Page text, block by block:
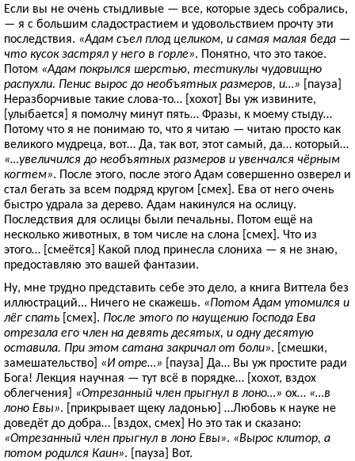
Если вы не очень стыдливые — все, которые здесь собрались,
— я с большим сладострастием и удовольствием прочту эти
последствия. «Адам съел плод целиком, и самая малая беда —
что кусок застрял у него в горле». Понятно, что это такое.
Потом «Адам покрылся шерстью, тестикулы чудовищно
распухли. Пенис вырос до необъятных размеров, и…» [пауза]
Неразборчивые такие слова-то… [хохот] Вы уж извините,
[улыбается] я помолчу минут пять… Фразы, к моему стыду…
Потому что я не понимаю то, что я читаю — читаю просто как
великого мудреца, вот… Да, так вот, этот самый, да… который…
«…увеличился до необъятных размеров и увенчался чёрным
когтем». После этого, после этого Адам совершенно озверел и
стал бегать за всем подряд кругом [смех]. Ева от него очень
быстро удрала за дерево. Адам накинулся на ослицу.
Последствия для ослицы были печальны. Потом ещё на
несколько животных, в том числе на слона [смех]. Что из
этого… [смеётся] Какой плод принесла слониха — я не знаю,
предоставляю это вашей фантазии.
Ну, мне трудно представить себе это дело, а книга Виттела без
иллюстраций... Ничего не скажешь. «Потом Адам утомился и
лёг спать [смех]. После этого по наущению Господа Ева
отрезала его член на девять десятых, и одну десятую
оставила. При этом сатана закричал от боли». [смешки,
замешательство] «И отре…» [пауза] Да… Вы уж простите ради
Бога! Лекция научная — тут всё в порядке… [хохот, вздох
облегчения] «Отрезанный член прыгнул в лоно…» ох… «…в
лоно Евы». [прикрывает щеку ладонью] …Любовь к науке не
доведёт до добра… [вздох, смех] Но это так и сказано:
«Отрезанный член прыгнул в лоно Евы». «Вырос клитор, а
потом родился Каин». [пауза] Вот.